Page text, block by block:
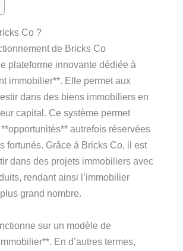
Co ?
de Bricks Co
plateforme innovante dédiée à
immobilier**. Elle permet aux
dans des biens immobiliers en
capital. Ce système permet
autrefois réservées
fortunés. Grâce à Bricks Co, il est
dans des projets immobiliers avec
rendant ainsi l’immobilier
grand nombre.
sur un modèle de
En d’autres termes,